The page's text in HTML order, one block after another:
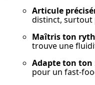
Articule
distinct, surtout
Maîtris ton
trouve une
Adapte ton ton
pour un fast-